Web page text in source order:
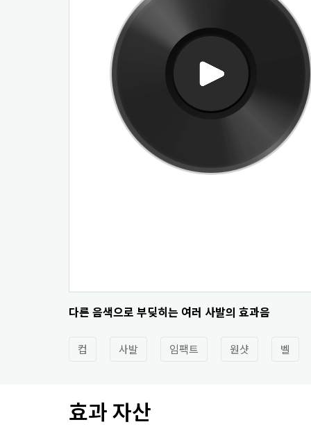
다른 음색으로 부딪히는 여러 사발의 효과음
컵 사발 임팩트 원샷 벨
효과 자산